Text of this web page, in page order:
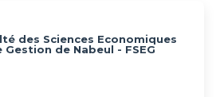
des Sciences Economiques
Gestion de Nabeul - FSEG